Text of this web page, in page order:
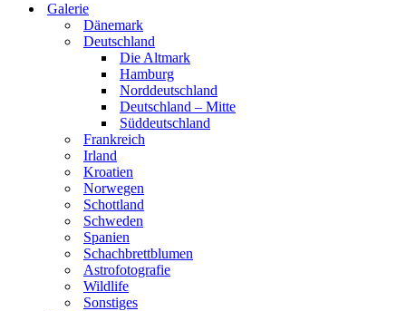
Galerie
Dänemark
Deutschland
Die Altmark
Hamburg
Norddeutschland
Deutschland – Mitte
Süddeutschland
Frankreich
Irland
Kroatien
Norwegen
Schottland
Schweden
Spanien
Schachbrettblumen
Astrofotografie
Wildlife
Sonstiges